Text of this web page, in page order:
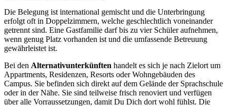
Die Belegung ist international gemischt und die Unterbringung
erfolgt oft in Doppelzimmern, welche geschlechtlich voneinander
getrennt sind. Eine Gastfamilie darf bis zu vier Schüler aufnehmen,
wenn genug Platz vorhanden ist und die umfassende Betreuung
gewährleistet ist.
Bei den Alternativunterkünften handelt es sich je nach Zielort um
Appartments, Residenzen, Resorts oder Wohngebäuden des
Campus. Sie befinden sich direkt auf dem Gelände der Sprachschule
oder in der Nähe. Sie sind teilweise frisch renoviert und verfügen
über alle Vorraussetzungen, damit Du Dich dort wohl fühlst. Die